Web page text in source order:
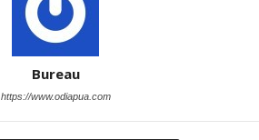
Bureau
https://www.odiapua.com